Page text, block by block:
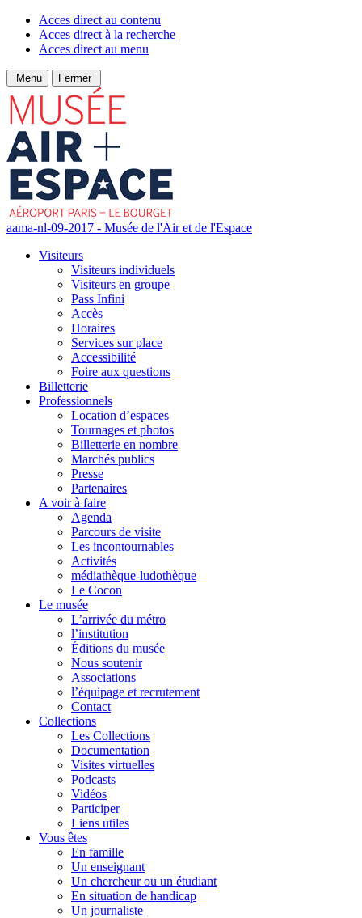
Acces direct au contenu
Acces direct à la recherche
Acces direct au menu
Menu Fermer
aama-nl-09-2017 - Musée de l'Air et de l'Espace
Visiteurs
Visiteurs individuels
Visiteurs en groupe
Pass Infini
Accès
Horaires
Services sur place
Accessibilité
Foire aux questions
Billetterie
Professionnels
Location d’espaces
Tournages et photos
Billetterie en nombre
Marchés publics
Presse
Partenaires
A voir à faire
Agenda
Parcours de visite
Les incontournables
Activités
médiathèque-ludothèque
Le Cocon
Le musée
L’arrivée du métro
l’institution
Éditions du musée
Nous soutenir
Associations
l’équipage et recrutement
Contact
Collections
Les Collections
Documentation
Visites virtuelles
Podcasts
Vidéos
Participer
Liens utiles
Vous êtes
En famille
Un enseignant
Un chercheur ou un étudiant
En situation de handicap
Un journaliste